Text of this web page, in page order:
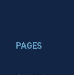
PAGES